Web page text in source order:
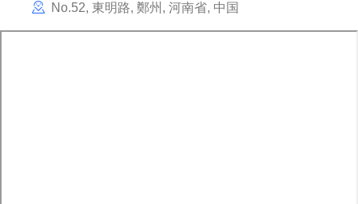
No.52, 東明路, 鄭州, 河南省, 中国